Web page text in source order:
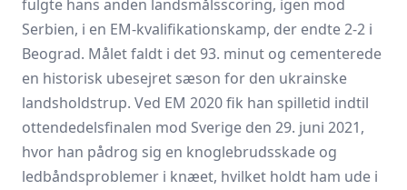
fulgte hans anden landsmålsscoring, igen mod
Serbien, i en EM-kvalifikationskamp, der endte 2-2 i
Beograd. Målet faldt i det 93. minut og cementerede
en historisk ubesejret sæson for den ukrainske
landsholdstrup. Ved EM 2020 fik han spilletid indtil
ottendedelsfinalen mod Sverige den 29. juni 2021,
hvor han pådrog sig en knoglebrudsskade og
ledbåndsproblemer i knæet, hvilket holdt ham ude i